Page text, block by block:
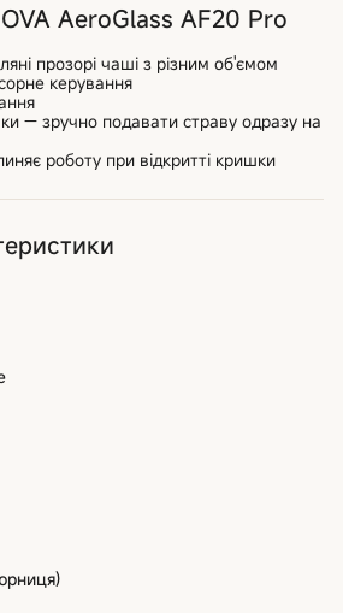
AeroGlass AF20 Pro
прозорі чаші з різним об'ємом
керування
— зручно подавати страву одразу на
роботу при відкритті кришки